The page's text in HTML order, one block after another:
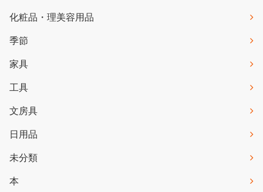
化粧品・理美容用品
季節
家具
工具
文房具
日用品
未分類
本